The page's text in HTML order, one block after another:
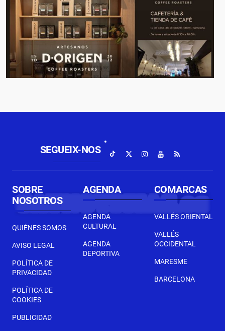
SEGUEIX-NOS
SOBRE
NOSOTROS
QUIÉNES SOMOS
AVISO LEGAL
POLÍTICA DE
PRIVACIDAD
POLÍTICA DE
COOKIES
PUBLICIDAD
AGENDA
AGENDA
CULTURAL
AGENDA
DEPORTIVA
COMARCAS
VALLÉS ORIENTAL
VALLÉS
OCCIDENTAL
MARESME
BARCELONA